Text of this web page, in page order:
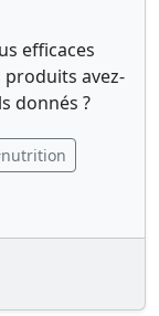
efficaces
produits avez-
donnés ?